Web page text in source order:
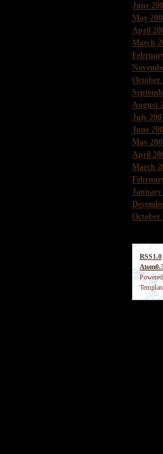
June
May
April
March
October
August
July
June
May
April
March
January
October
RSS1.0